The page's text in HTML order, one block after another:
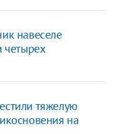
навеселе
четырех
тяжелую
на